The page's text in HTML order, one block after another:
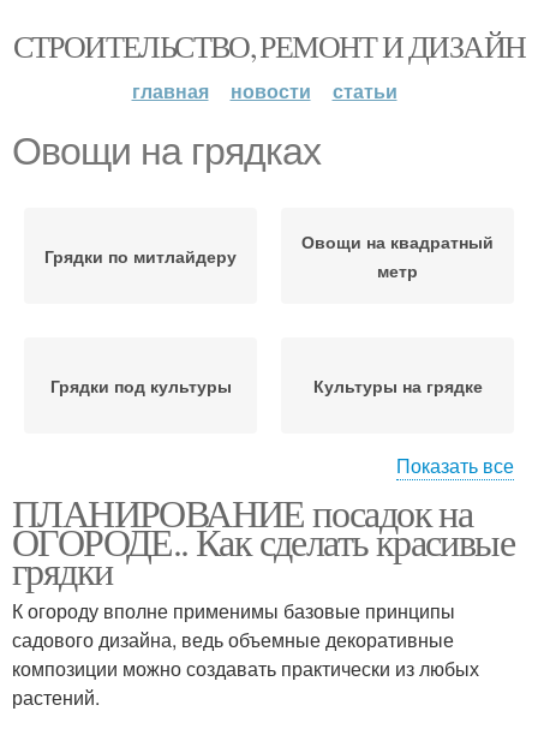
СТРОИТЕЛЬСТВО, РЕМОНТ И ДИЗАЙН
главная новости статьи
Овощи на грядках
Грядки по митлайдеру
Овощи на квадратный
метр
Грядки под культуры Культуры на грядке
Соседи по грядкам
грунте
Овощи на грядке Грядка с чесноком
Показать все
ПЛАНИРОВАНИЕ посадок на
ОГОРОДЕ.. Как сделать красивые
грядки
К огороду вполне применимы базовые принципы
садового дизайна, ведь объемные декоративные
композиции можно создавать практически из любых
растений.